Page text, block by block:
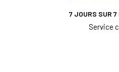
7 JOURS SUR 7
Service